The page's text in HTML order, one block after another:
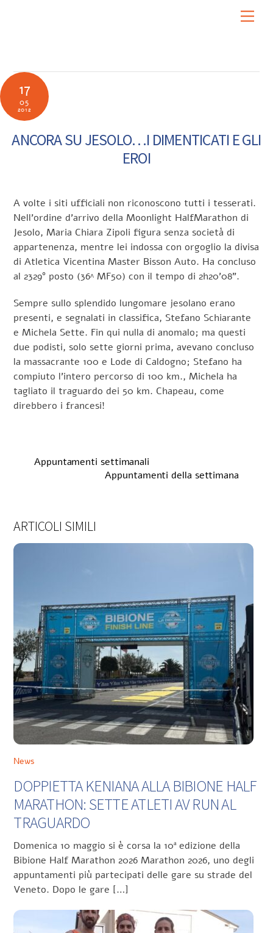
17
05
2012
ANCORA SU JESOLO…I DIMENTICATI E GLI
EROI
A volte i siti ufficiali non riconoscono tutti i tesserati.
Nell’ordine d’arrivo della Moonlight HalfMarathon di
Jesolo, Maria Chiara Zipoli figura senza società di
appartenenza, mentre lei indossa con orgoglio la divisa
di Atletica Vicentina Master Bisson Auto. Ha concluso
al 2329° posto (36^ MF50) con il tempo di 2h20’08”.
Sempre sullo splendido lungomare jesolano erano
presenti, e segnalati in classifica, Stefano Schiarante
e Michela Sette. Fin qui nulla di anomalo; ma questi
due podisti, solo sette giorni prima, avevano concluso
la massacrante 100 e Lode di Caldogno; Stefano ha
compiuto l’intero percorso di 100 km., Michela ha
tagliato il traguardo dei 50 km. Chapeau, come
direbbero i francesi!
Appuntamenti settimanali
Appuntamenti della settimana
ARTICOLI SIMILI
News
DOPPIETTA KENIANA ALLA BIBIONE HALF
MARATHON: SETTE ATLETI AV RUN AL
TRAGUARDO
Domenica 10 maggio si è corsa la 10ª edizione della
Bibione Half Marathon 2026 Marathon 2026, uno degli
appuntamenti più partecipati delle gare su strade del
Veneto. Dopo le gare […]